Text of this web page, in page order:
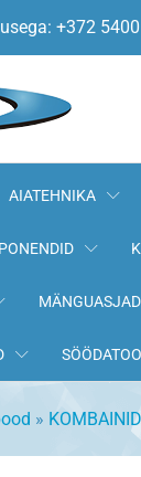
+372
AIATEHNIKA
MÄNGUASJAD
»